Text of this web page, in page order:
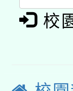
有
校